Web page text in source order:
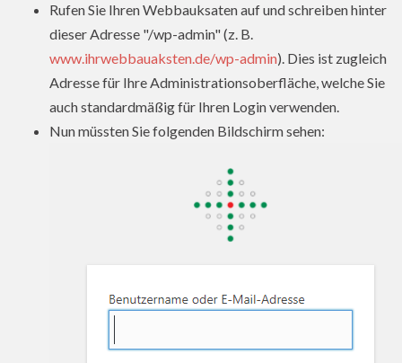
Rufen Sie Ihren Webbauksaten auf und schreiben hinter
dieser Adresse "/wp-admin" (z. B.
www.ihrwebbauaksten.de/wp-admin). Dies ist zugleich
Adresse für Ihre Administrationsoberfläche, welche Sie
auch standardmäßig für Ihren Login verwenden.
Nun müssten Sie folgenden Bildschirm sehen: